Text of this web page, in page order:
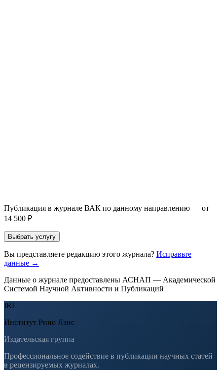
Публикация в журнале ВАК по данному направлению — от
14 500 ₽
Выбрать услугу
Вы представляете редакцию этого журнала? Исправьте
данные →
Данные о журнале предоставлены АСНАП — Академической
Системой Научной Активности и Публикаций
IRL
Институт Рино Лэнс
Издательская группа
Профессиональное содействие в публикации научных статей
в рецензируемых журналах.